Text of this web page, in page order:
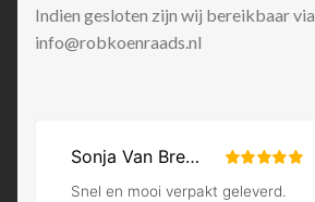
Indien gesloten zijn wij bereikbaar via
info@robkoenraads.nl